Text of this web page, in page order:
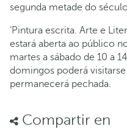
segunda metade do
‘Pintura escrita. Arte e
estará aberta ao público
martes a sábado de 10 a
domingos poderá
permanecerá pechada.
Compartir en